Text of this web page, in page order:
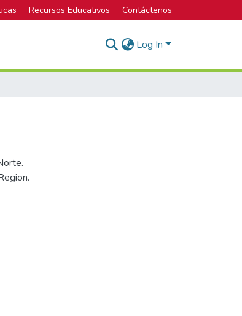
Recursos Educativos Contáctenos
Log In